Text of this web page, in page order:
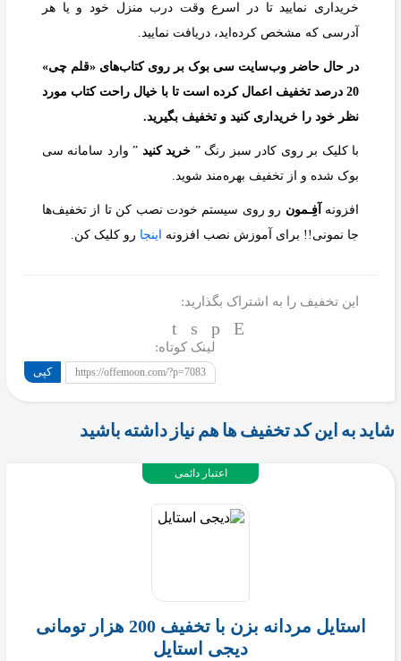
خریداری نمایید تا در اسرع وقت درب منزل خود و یا هر
آدرسی که مشخص کرده‌اید، دریافت نمایید.
در حال حاضر وب‌سایت سی بوک بر روی کتاب‌‌های «قلم چی»
20 درصد تخفیف اعمال کرده است تا با خیال راحت کتاب مورد
نظر خود را خریداری کنید و تخفیف بگیرید.
با کلیک بر روی کادر سبز رنگ ” خرید کنید ” وارد سامانه سی
بوک شده و از تخفیف بهره‌مند شوید.
افزونه آفِـمون رو روی سیستم خودت نصب کن تا از تخفیف‌ها
جا نمونی!! برای آموزش نصب افزونه
اینجا رو کلیک کن.
این تخفیف را به اشتراک بگذارید:
لینک کوتاه:
https://offemoon.com/?p=7083 کپی
شاید به این کد تخفیف ها هم نیاز داشته باشید
استایل مردانه بزن با تخفیف 200 هزار تومانی
دیجی استایل
اعتبار دائمی